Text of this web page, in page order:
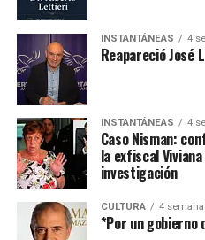
INSTANTÁNEAS 4
Reapareció José
INSTANTÁNEAS 4
Caso Nisman:
la exfiscal
investigación
CULTURA 4
*Por un gobierno